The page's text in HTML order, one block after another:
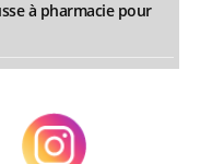
à pharmacie pour